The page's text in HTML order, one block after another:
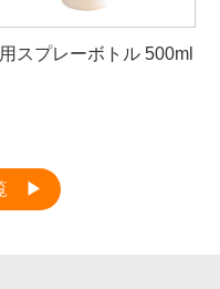
スプレーボトル 500ml